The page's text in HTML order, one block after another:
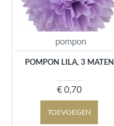
pompon
POMPON LILA, 3 MATEN
€ 0,70
TOEVOEGEN